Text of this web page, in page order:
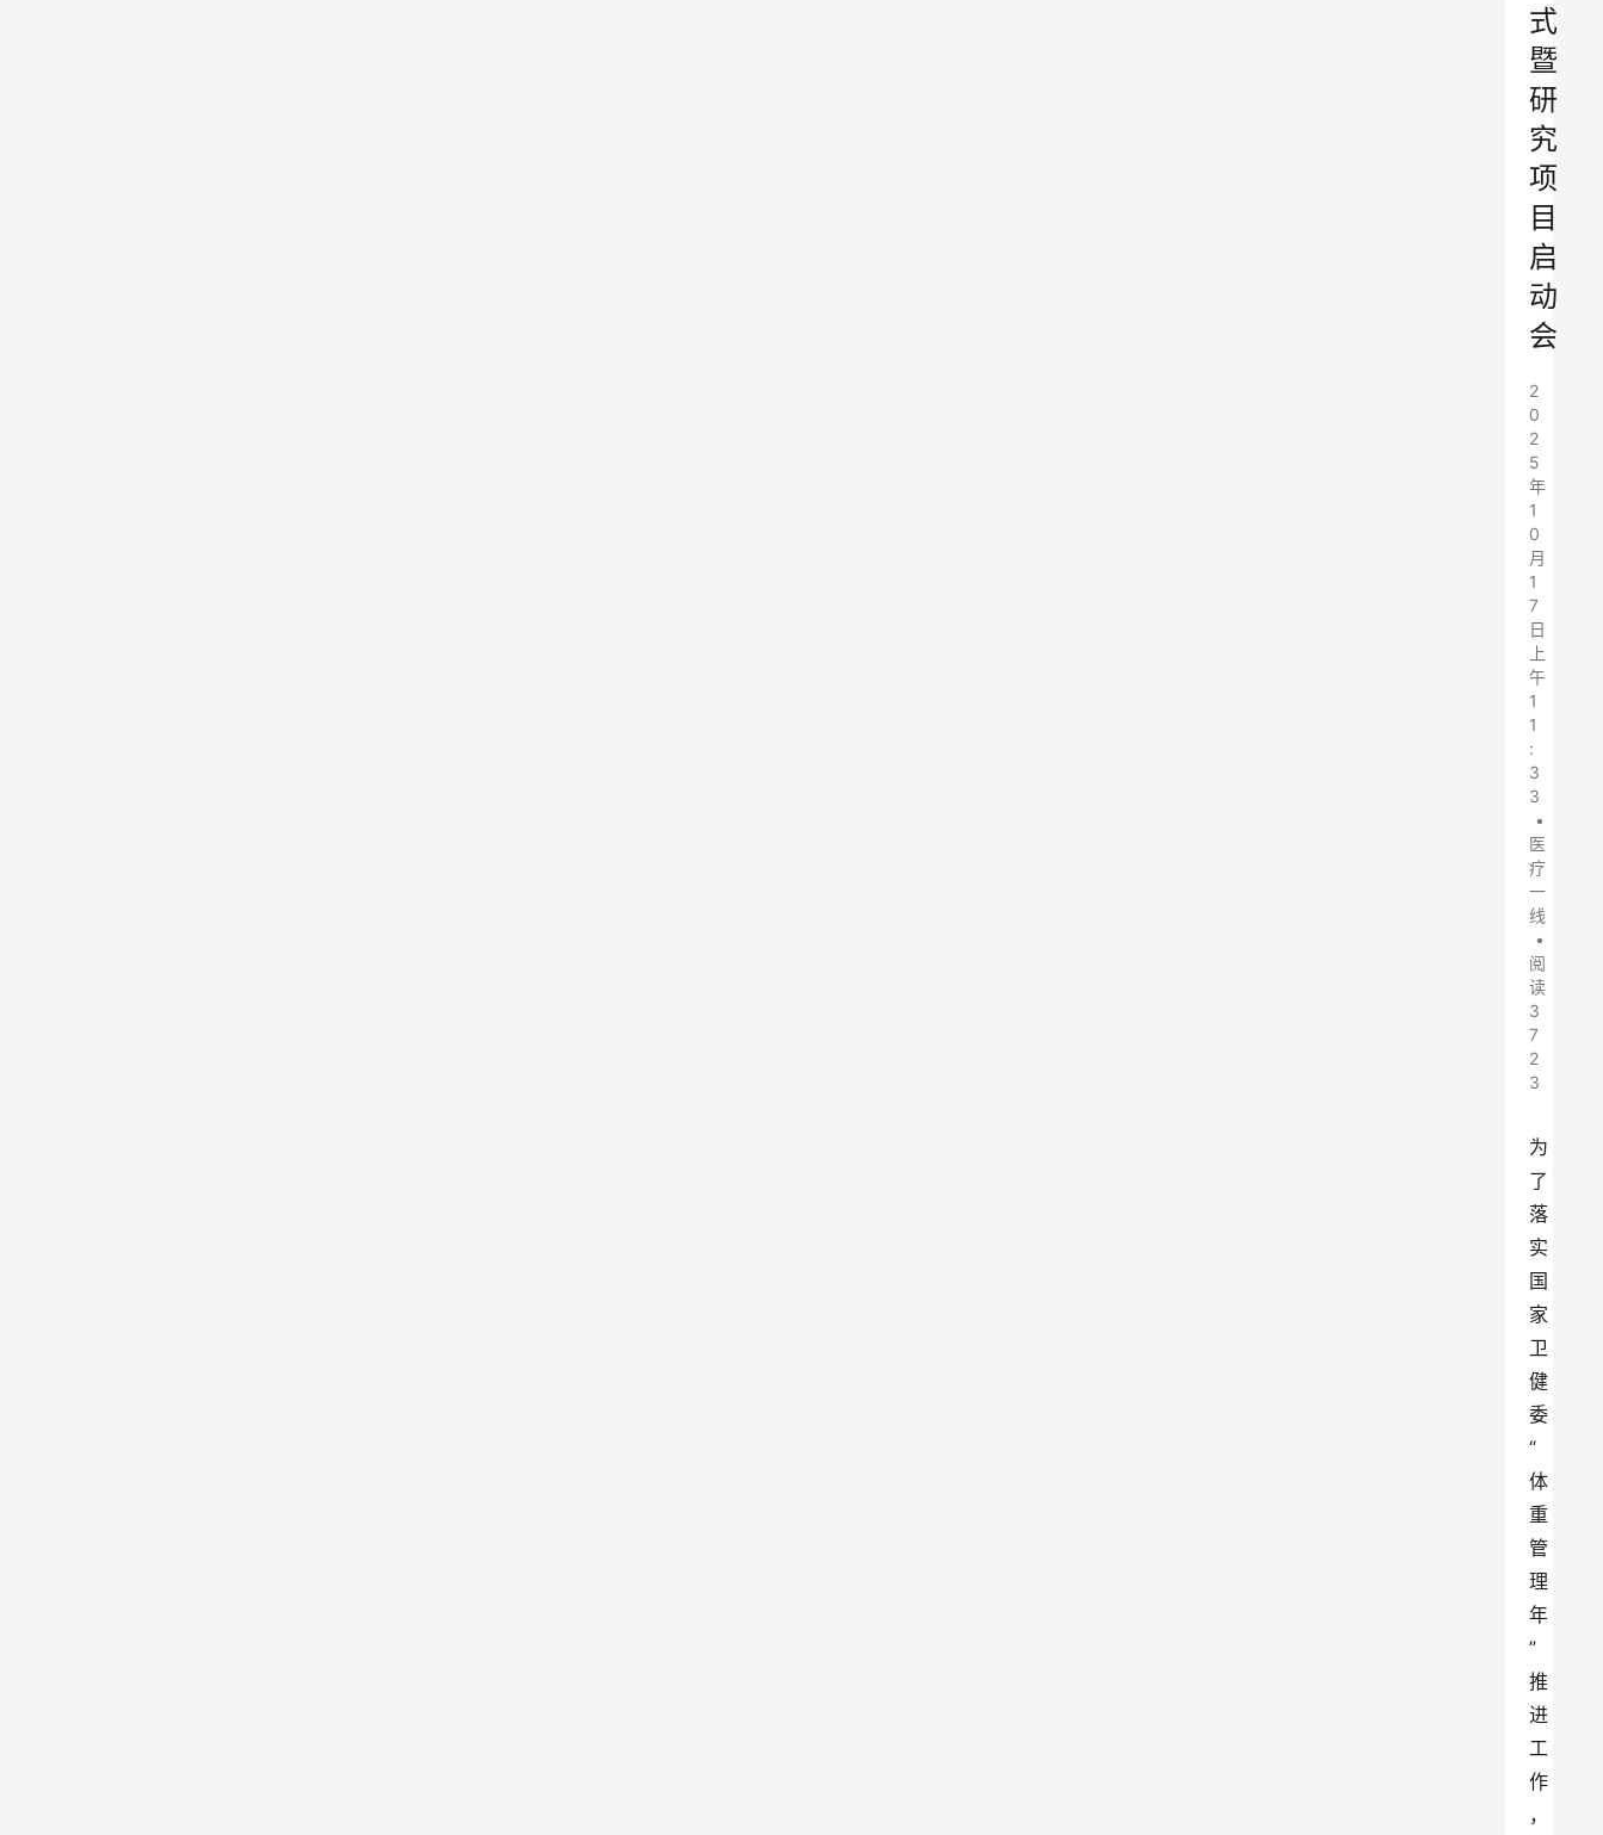
式
暨
研
究
项
目
启
动
会
2
0
2
5
年
1
0
月
1
7
日
上
午
1
1
:
3
3
•
医
疗
一
线
•
阅
读
3
7
2
3
为
了
落
实
国
家
卫
健
委
“
体
重
管
理
年
”
推
进
工
作
，